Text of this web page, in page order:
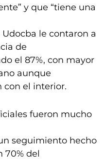
y que “tiene una
le contaron a
de
el 87%, con mayor
aunque
con el interior.
fueron mucho
seguimiento hecho
70% del